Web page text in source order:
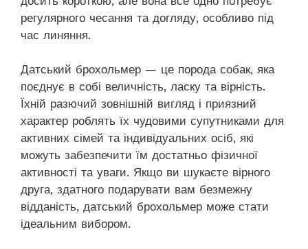
регулярного чесання та догляду, особливо під
час линяння.
Датський брохольмер — це порода собак, яка
поєднує в собі величність, ласку та вірність.
Їхній разючий зовнішній вигляд і приязний
характер роблять їх чудовими супутниками для
активних сімей та індивідуальних осіб, які
можуть забезпечити їм достатньо фізичної
активності та уваги. Якщо ви шукаєте вірного
друга, здатного подарувати вам безмежну
відданість, датський брохольмер може стати
ідеальним вибором.